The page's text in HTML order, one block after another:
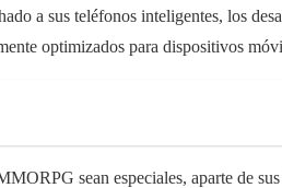
a sus teléfonos inteligentes, los
optimizados para dispositivos
sean especiales, aparte de